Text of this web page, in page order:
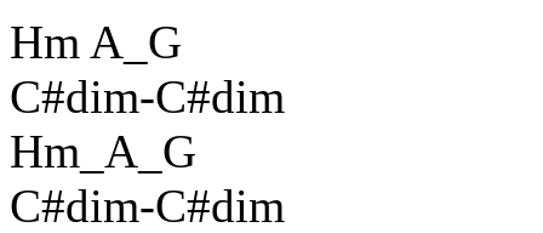
Hm A_G
C#dim-C#dim
Hm_A_G
C#dim-C#dim